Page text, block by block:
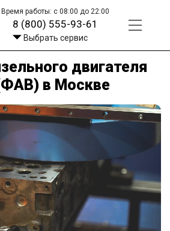
Время работы: с 08:00 до 22:00
8 (800) 555-93-61
Выбрать сервис
двигателя
в Москве